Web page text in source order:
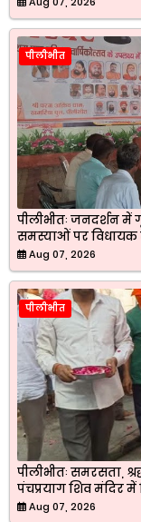
पीलीभीत
पीलीभीतः जनदर्शन
समस्याओं पर विधायक
Aug 07, 2026
पीलीभीत
पीलीभीतः समरसता,
पंचप्रयाग शिव मंदिर
Aug 07, 2026